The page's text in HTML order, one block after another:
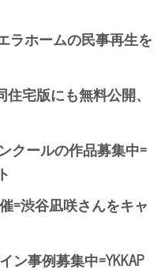
ラホームの民事再生を
宅版にも無料公開、
クールの作品募集中=
=渋谷凪咲さんをキャ
ン事例募集中=YKKAP